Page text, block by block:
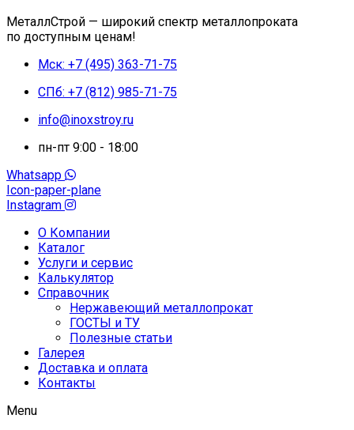
МеталлСтрой — широкий спектр металлопроката
по доступным ценам!
Мск: +7 (495) 363-71-75
СПб: +7 (812) 985-71-75
info@inoxstroy.ru
пн-пт 9:00 - 18:00
Whatsapp
Icon-paper-plane
Instagram
О Компании
Каталог
Услуги и сервис
Калькулятор
Справочник
Нержавеющий металлопрокат
ГОСТЫ и ТУ
Полезные статьи
Галерея
Доставка и оплата
Контакты
Menu